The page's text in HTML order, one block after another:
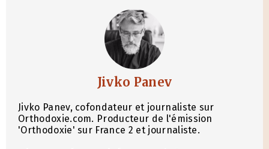
Jivko Panev
Jivko Panev, cofondateur et journaliste sur
Orthodoxie.com. Producteur de l'émission
'Orthodoxie' sur France 2 et journaliste.